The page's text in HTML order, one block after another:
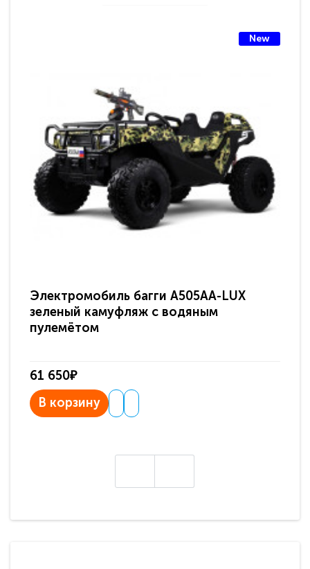
New
Электромобиль багги A505AA-LUX
зеленый камуфляж с водяным
пулемётом
61 650₽
В корзину